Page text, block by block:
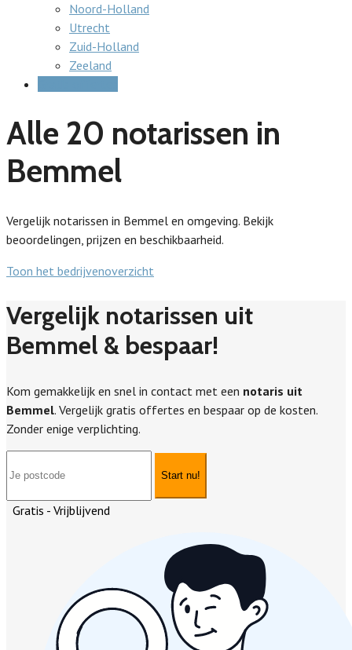
Noord-Holland
Utrecht
Zuid-Holland
Zeeland
Alle 20 notarissen in
Bemmel
Vergelijk notarissen in Bemmel en omgeving. Bekijk
beoordelingen, prijzen en beschikbaarheid.
Toon het bedrijvenoverzicht
Vergelijk notarissen uit
Bemmel & bespaar!
Kom gemakkelijk en snel in contact met een notaris uit
Bemmel. Vergelijk gratis offertes en bespaar op de kosten.
Zonder enige verplichting.
Start nu!
Gratis - Vrijblijvend